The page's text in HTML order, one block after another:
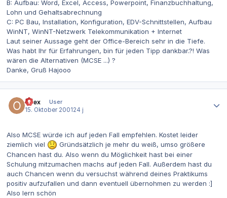
B: Aufbau: Word, Excel, Access, Powerpoint, Finanzbuchhaltung,
Lohn und Gehaltsabrechnung
C: PC Bau, Installation, Konfiguration, EDV-Schnittstellen, Aufbau
WinNT, WinNT-Netzwerk Telekommunikation + Internet
Laut seiner Aussage geht der Office-Bereich sehr in die Tiefe.
Was habt Ihr für Erfahrungen, bin für jeden Tipp dankbar.?! Was
wären die Alternativen (MCSE ...) ?
Danke, Gruß Hajooo
opex
User
15. Oktober 200124 j
Also MCSE würde ich auf jeden Fall empfehlen. Kostet leider
ziemlich viel
Gründsätzlich je mehr du weiß, umso größere
Chancen hast du. Also wenn du Möglichkeit hast bei einer
Schulung mitzumachen machs auf jeden Fall. Außerdem hast du
auch Chancen wenn du versuchst während deines Praktikums
positiv aufzufallen und dann eventuell übernohmen zu werden :]
Also lern schön